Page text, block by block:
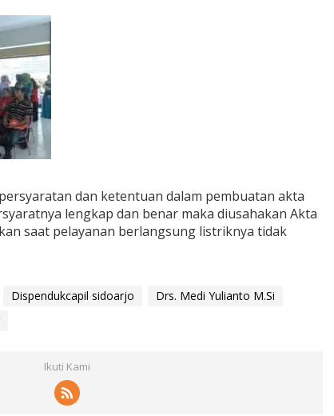
dan ketentuan dalam pembuatan akta
lengkap dan benar maka diusahakan Akta
saat pelayanan berlangsung listriknya tidak
Dispendukcapil sidoarjo
Drs. Medi Yulianto M.Si
Ikuti Kami